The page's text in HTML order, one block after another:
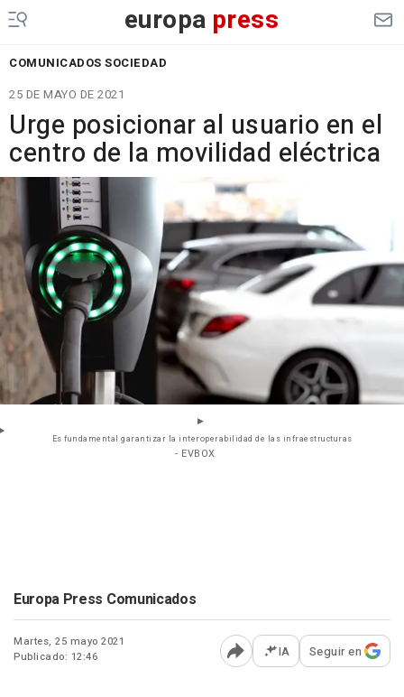
europa press
COMUNICADOS SOCIEDAD
25 DE MAYO DE 2021
Urge posicionar al usuario en el
centro de la movilidad eléctrica
Es fundamental garantizar la interoperabilidad de las infraestructuras
- EVBOX
Europa Press Comunicados
Martes, 25 mayo 2021
Publicado: 12:46
Abrir opciones para
IA Seguir en